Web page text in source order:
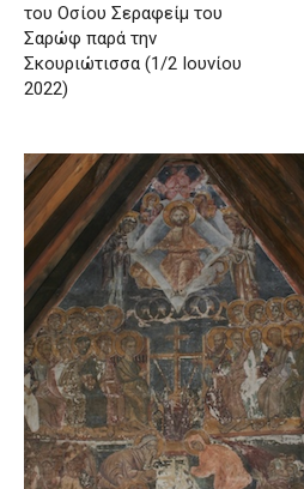
του Οσίου Σεραφείμ του
Σαρώφ παρά την
Σκουριώτισσα (1/2 Ιουνίου
2022)